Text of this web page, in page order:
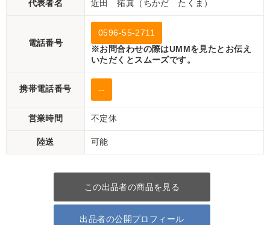
代表者名 近田 拓真（ちかだ たくま）
電話番号
0596-55-2711
※お問合わせの際はUMMを見たとお伝え
いただくとスムーズです。
携帯電話番号 --
営業時間 不定休
陸送 可能
この出品者の商品を見る
出品者の公開プロフィール